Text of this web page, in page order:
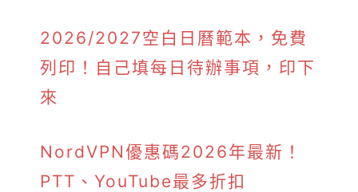
2026/2027空白日曆範本，免費
列印！自己填每日待辦事項，印下
來
NordVPN優惠碼2026年最新！
PTT、YouTube最多折扣